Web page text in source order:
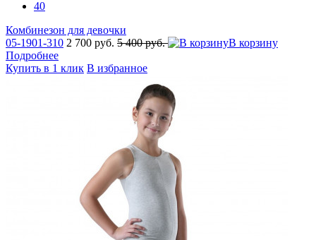
40
Комбинезон для девочки
05-1901-310 2 700 руб. 5 400 руб.
В корзину
Подробнее
Купить в 1 клик В избранное